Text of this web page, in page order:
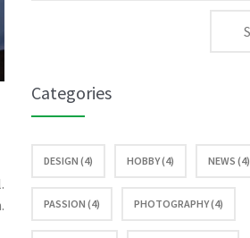
Categories
DESIGN (4) HOBBY (4) NEWS (4)
PASSION (4) PHOTOGRAPHY (4)